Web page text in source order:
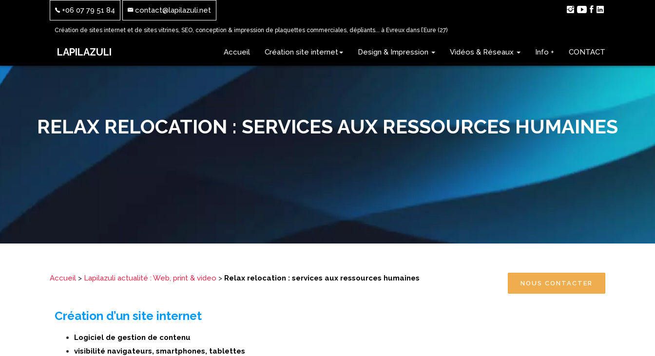
+06 07 79 51 84 contact@lapilazuli.net
Création de sites internet et de sites vitrines, SEO, conception & impression de plaquettes commerciales, dépliants... à Evreux dans l’Eure (27)
LAPILAZULI Accueil Création site internet Design & Impression Vidéos & Réseaux Info + CONTACT
RELAX RELOCATION : SERVICES AUX RESSOURCES HUMAINES
Accueil > Lapilazuli actualité : Web, print & video > Relax relocation : services aux ressources humaines
NOUS CONTACTER
Création d’un site internet
Logiciel de gestion de contenu
visibilité navigateurs, smartphones, tablettes